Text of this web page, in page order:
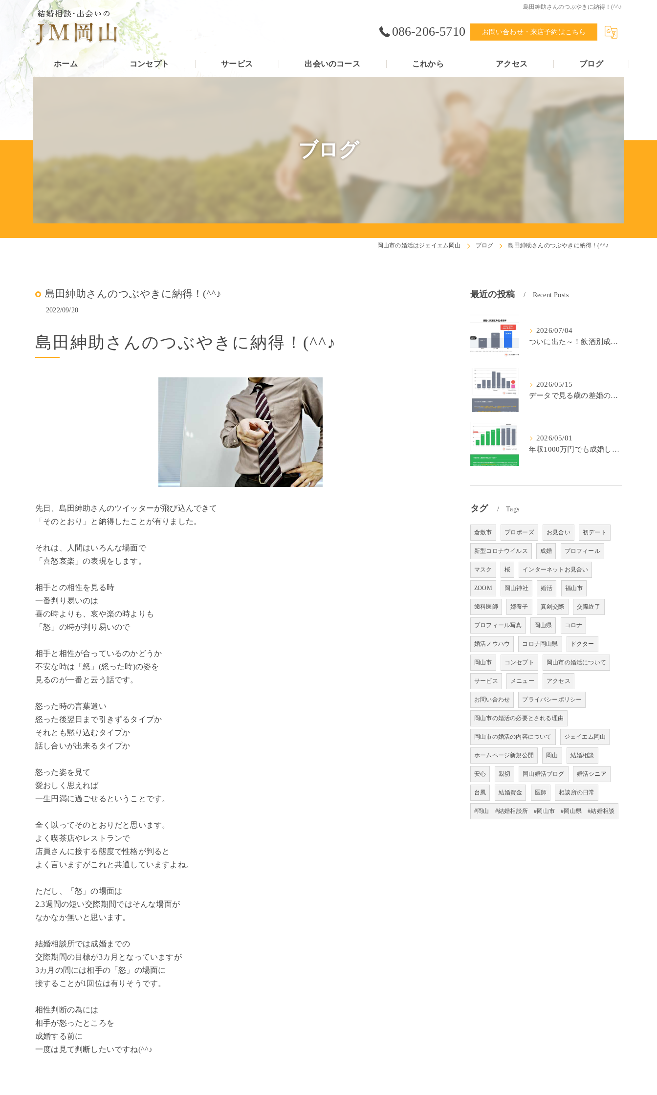
島田紳助さんのつぶやきに納得！(^^♪
086-206-5710 お問い合わせ・来店予約はこちら
ホーム コンセプト サービス 出会いのコース これから アクセス ブログ
ブログ
岡山市の婚活はジェイエム岡山 ブログ 島田紳助さんのつぶやきに納得！(^^♪
島田紳助さんのつぶやきに納得！(^^♪
2022/09/20
島田紳助さんのつぶやきに納得！(^^♪
先日、島田紳助さんのツイッターが飛び込んできて
「そのとおり」と納得したことが有りました。
それは、人間はいろんな場面で
「喜怒哀楽」の表現をします。
相手との相性を見る時
一番判り易いのは
喜の時よりも、哀や楽の時よりも
「怒」の時が判り易いので
相手と相性が合っているのかどうか
不安な時は「怒」(怒った時)の姿を
見るのが一番と云う話です。
怒った時の言葉遣い
怒った後翌日まで引きずるタイプか
それとも黙り込むタイプか
話し合いが出来るタイプか
怒った姿を見て
愛おしく思えれば
一生円満に過ごせるということです。
全く以ってそのとおりだと思います。
よく喫茶店やレストランで
店員さんに接する態度で性格が判ると
よく言いますがこれと共通していますよね。
ただし、「怒」の場面は
2.3週間の短い交際期間ではそんな場面が
なかなか無いと思います。
結婚相談所では成婚までの
交際期間の目標が3カ月となっていますが
3カ月の間には相手の「怒」の場面に
接することが1回位は有りそうです。
相性判断の為には
相手が怒ったところを
成婚する前に
一度は見て判断したいですね(^^♪
最近の投稿 Recent Posts
2026/07/04
ついに出た～！飲酒別成婚率(IBJ)！
2026/05/15
データで見る歳の差婚の確率の低さ。
2026/05/01
年収1000万円でも成婚しやすいとは限らない? 「年収帯別の成婚率」のリアル
タグ Tags
倉敷市 プロポーズ お見合い 初デート
新型コロナウイルス 成婚 プロフィール
マスク 桜 インターネットお見合い
ZOOM 岡山神社 婚活 福山市
歯科医師 婿養子 真剣交際 交際終了
プロフィール写真 岡山県 コロナ
婚活ノウハウ コロナ岡山県 ドクター
岡山市 コンセプト 岡山市の婚活について
サービス メニュー アクセス
お問い合わせ プライバシーポリシー
岡山市の婚活の必要とされる理由
岡山市の婚活の内容について ジェイエム岡山
ホームページ新規公開 岡山 結婚相談
安心 親切 岡山婚活ブログ 婚活シニア
台風 結婚資金 医師 相談所の日常
#岡山 #結婚相談所 #岡山市 #岡山県 #結婚相談